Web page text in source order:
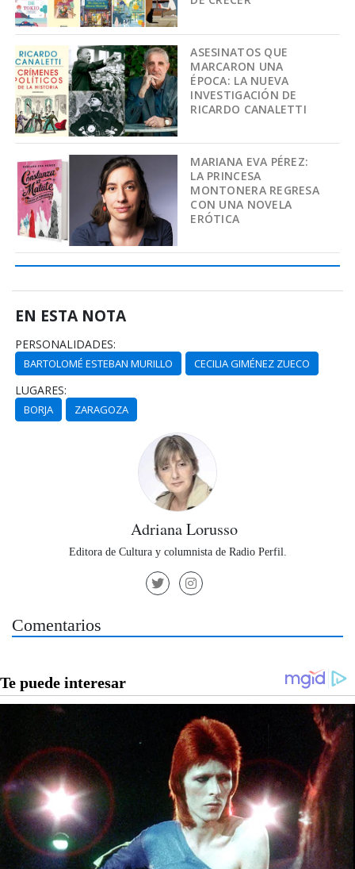
ASESINATOS QUE
MARCARON UNA
ÉPOCA: LA NUEVA
INVESTIGACIÓN DE
RICARDO CANALETTI
MARIANA EVA PÉREZ:
LA PRINCESA
MONTONERA REGRESA
CON UNA NOVELA
ERÓTICA
EN ESTA NOTA
PERSONALIDADES:
BARTOLOMÉ ESTEBAN MURILLO CECILIA GIMÉNEZ ZUECO
LUGARES:
BORJA ZARAGOZA
Adriana Lorusso
Editora de Cultura y columnista de Radio Perfil.
Comentarios